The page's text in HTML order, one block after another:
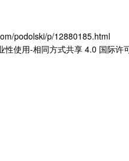
podolski/p/12880185.html
性使用-相同方式共享 4.0 国际许